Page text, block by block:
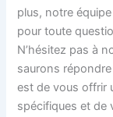
plus, notre
pour toute
N’hésitez pas à
saurons
est de vous offrir
spécifiques et de